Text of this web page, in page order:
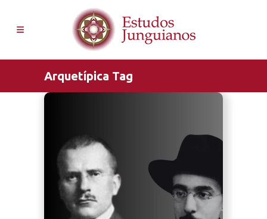
Arquetípica Tag